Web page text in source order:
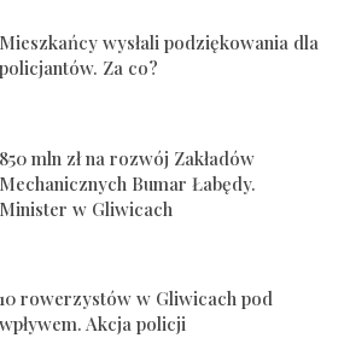
Mieszkańcy wysłali podziękowania dla
policjantów. Za co?
850 mln zł na rozwój Zakładów
Mechanicznych Bumar Łabędy.
Minister w Gliwicach
10 rowerzystów w Gliwicach pod
wpływem. Akcja policji